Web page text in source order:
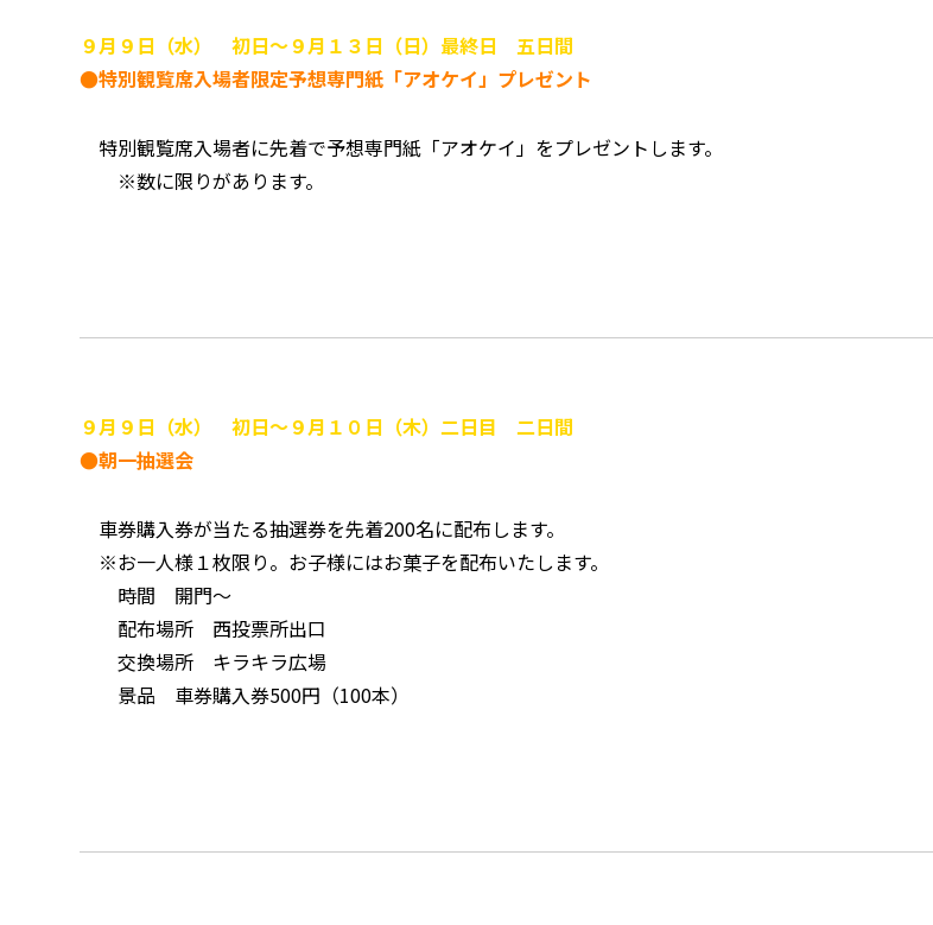
９月９日（水） 初日～９月１３日（日）最終日 五日間
●特別観覧席入場者限定予想専門紙「アオケイ」プレゼント
特別観覧席入場者に先着で予想専門紙「アオケイ」をプレゼントします。
※数に限りがあります。
９月９日（水） 初日～９月１０日（木）二日目 二日間
●朝一抽選会
車券購入券が当たる抽選券を先着200名に配布します。
※お一人様１枚限り。お子様にはお菓子を配布いたします。
時間 開門～
配布場所 西投票所出口
交換場所 キラキラ広場
景品 車券購入券500円（100本）